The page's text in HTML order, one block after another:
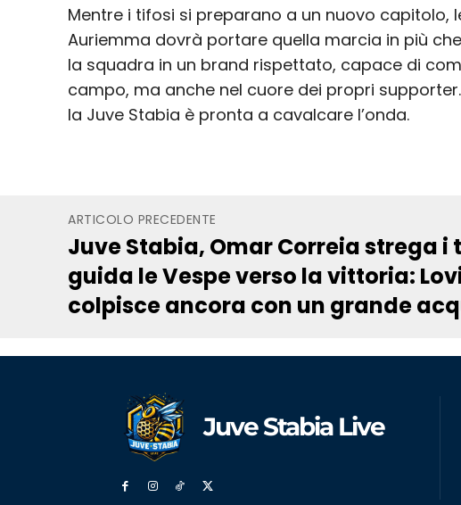
Mentre i tifosi si preparano a un nuovo capitolo,
Auriemma dovrà portare quella marcia in più
la squadra in un brand rispettato, capace di
campo, ma anche nel cuore dei propri
la Juve Stabia è pronta a cavalcare l’onda.
ARTICOLO PRECEDENTE
Juve Stabia, Omar Correia strega i
guida le Vespe verso la vittoria:
colpisce ancora con un grande
Juve Stabia Live